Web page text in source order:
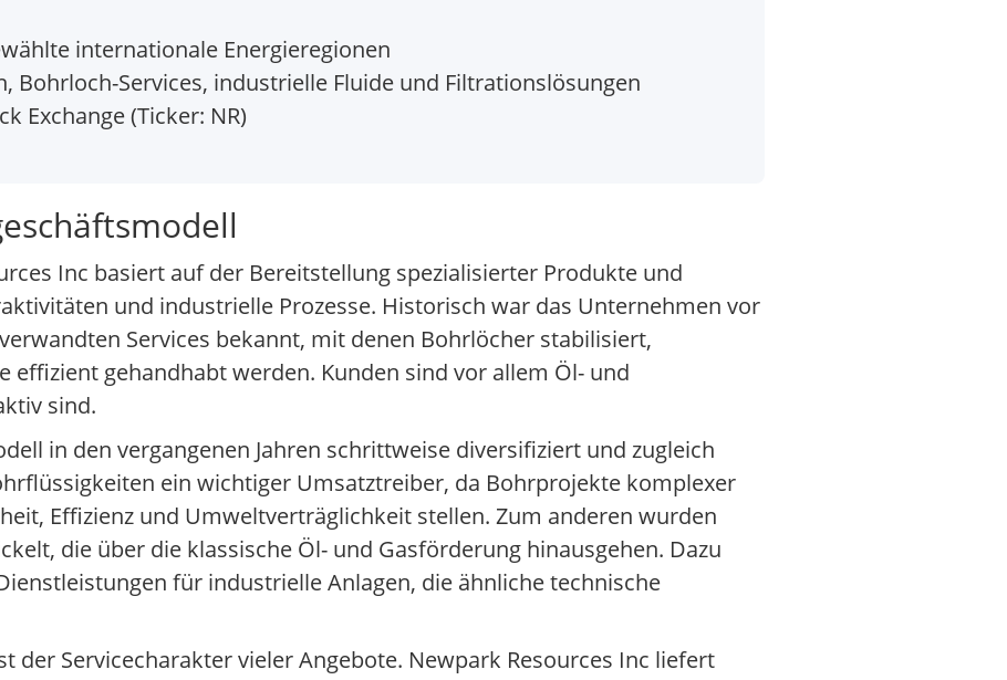
internationale Energieregionen
Bohrloch-Services, industrielle Fluide und Filtrationslösungen
Exchange (Ticker: NR)
Inc basiert auf der Bereitstellung spezialisierter Produkte und
und industrielle Prozesse. Historisch war das Unternehmen vor
Services bekannt, mit denen Bohrlöcher stabilisiert,
gehandhabt werden. Kunden sind vor allem Öl- und
sind.
in den vergangenen Jahren schrittweise diversifiziert und zugleich
ein wichtiger Umsatztreiber, da Bohrprojekte komplexer
Effizienz und Umweltverträglichkeit stellen. Zum anderen wurden
die über die klassische Öl- und Gasförderung hinausgehen. Dazu
für industrielle Anlagen, die ähnliche technische
der Servicecharakter vieler Angebote. Newpark Resources Inc liefert